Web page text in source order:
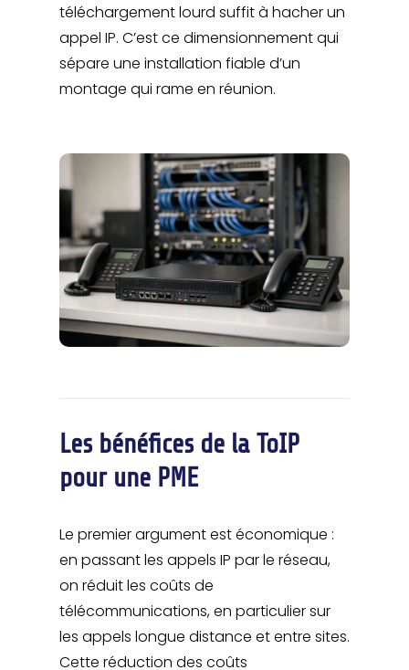
téléchargement lourd suffit à hacher un
appel IP. C’est ce dimensionnement qui
sépare une installation fiable d’un
montage qui rame en réunion.
Les bénéfices de la ToIP
pour une PME
Le premier argument est économique :
en passant les appels IP par le réseau,
on réduit les coûts de
télécommunications, en particulier sur
les appels longue distance et entre sites.
Cette réduction des coûts